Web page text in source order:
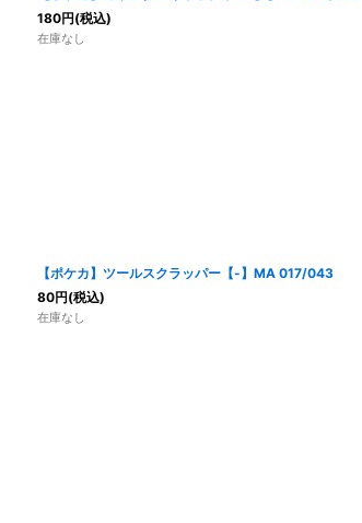
180円(税込)
在庫なし
【ポケカ】ツールスクラッパー【-】MA 017/043
80円(税込)
在庫なし